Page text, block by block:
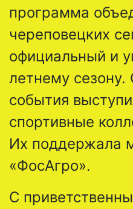
программа
череповецких
официальный и
летнему сезону.
события
спортивные
Их поддержала
«ФосАгро».
С